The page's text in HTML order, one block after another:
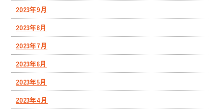
2023年9月
2023年8月
2023年7月
2023年6月
2023年5月
2023年4月